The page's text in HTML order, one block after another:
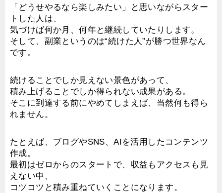
「どうせやるなら楽しみたい」と思いながらスター
トした人は、
気づけば何か月、何年と継続していたりします。
そして、副業というのは“続けた人”が勝つ世界なん
です。
続けることでしか見えない景色があって、
積み上げることでしか得られない成果がある。
そこに到達する前にやめてしまえば、当然何も得ら
れません。
たとえば、ブログやSNS、AIを活用したコンテンツ
作成。
最初はゼロからのスタートで、収益もアクセスも見
えない中、
コツコツと積み重ねていくことになります。